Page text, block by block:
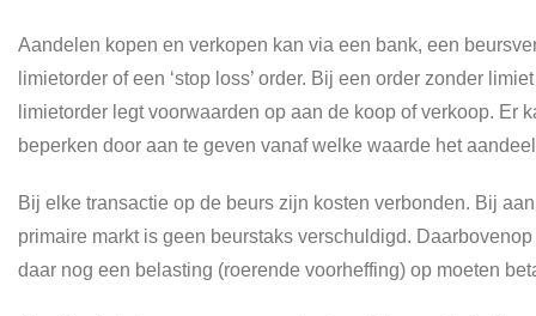
Aandelen kopen en verkopen kan via een bank, een
limietorder of een ‘stop loss’ order. Bij een order zonder
limietorder legt voorwaarden op aan de koop of verkoop. Er
beperken door aan te geven vanaf welke waarde het
Bij elke transactie op de beurs zijn kosten verbonden. Bij
primaire markt is geen beurstaks verschuldigd.
daar nog een belasting (roerende voorheffing) op moeten